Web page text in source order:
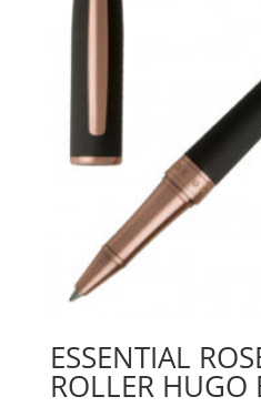
ESSENTIAL
ROLLER HUGO